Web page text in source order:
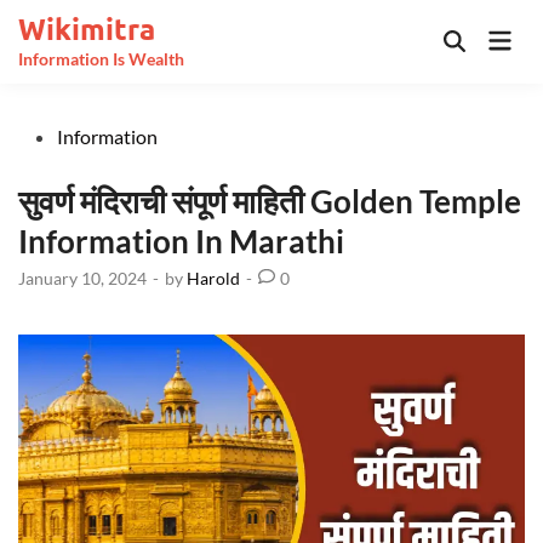
content
Wikimitra
Information Is Wealth
Open
PostedInformation
सुवर्ण मंदिराची संपूर्ण माहिती Golden Temple
Information In Marathi
January 10, 2024 - by Harold - 0